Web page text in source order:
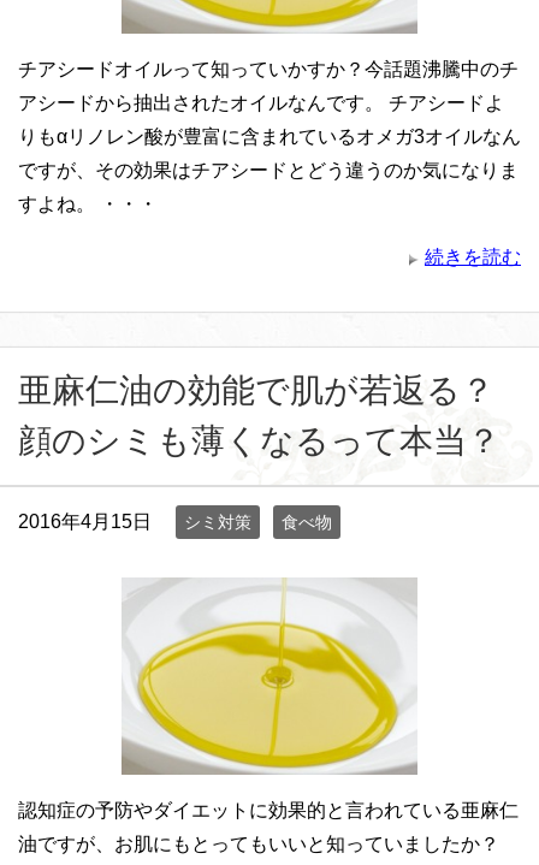
チアシードオイルって知っていかすか？今話題沸騰中のチ
アシードから抽出されたオイルなんです。 チアシードよ
りもαリノレン酸が豊富に含まれているオメガ3オイルなん
ですが、その効果はチアシードとどう違うのか気になりま
すよね。 ・・・
続きを読む
亜麻仁油の効能で肌が若返る？
顔のシミも薄くなるって本当？
2016年4月15日 シミ対策 食べ物
認知症の予防やダイエットに効果的と言われている亜麻仁
油ですが、お肌にもとってもいいと知っていましたか？